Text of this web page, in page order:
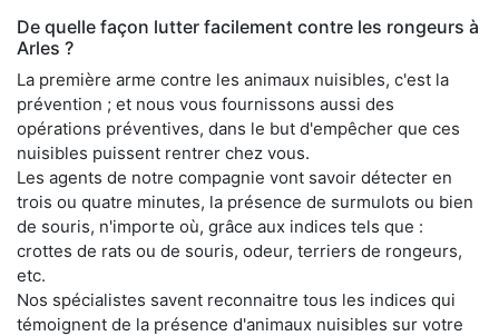
De quelle façon lutter facilement contre les rongeurs à
Arles ?
La première arme contre les animaux nuisibles, c'est la
prévention ; et nous vous fournissons aussi des
opérations préventives, dans le but d'empêcher que ces
nuisibles puissent rentrer chez vous.
Les agents de notre compagnie vont savoir détecter en
trois ou quatre minutes, la présence de surmulots ou bien
de souris, n'importe où, grâce aux indices tels que :
crottes de rats ou de souris, odeur, terriers de rongeurs,
etc.
Nos spécialistes savent reconnaitre tous les indices qui
témoignent de la présence d'animaux nuisibles sur votre